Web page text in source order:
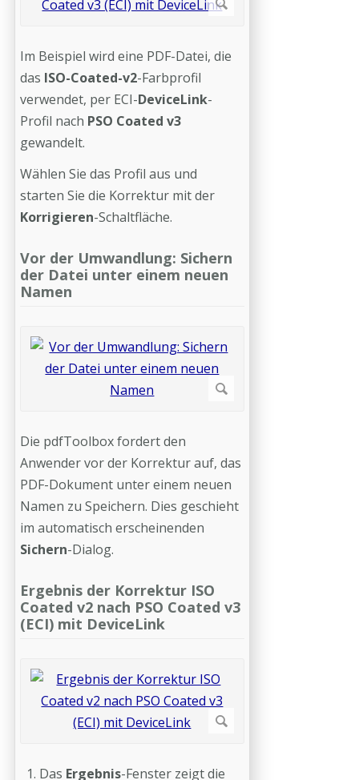
Im Beispiel wird eine PDF-Datei, die
das ISO-Coated-v2-Farbprofil
verwendet, per ECI-DeviceLink-
Profil nach PSO Coated v3
gewandelt.
Wählen Sie das Profil aus und
starten Sie die Korrektur mit der
Korrigieren-Schaltfläche.
Vor der Umwandlung: Sichern
der Datei unter einem neuen
Namen
Die pdfToolbox fordert den
Anwender vor der Korrektur auf, das
PDF-Dokument unter einem neuen
Namen zu Speichern. Dies geschieht
im automatisch erscheinenden
Sichern-Dialog.
Ergebnis der Korrektur ISO
Coated v2 nach PSO Coated v3
(ECI) mit DeviceLink
Das Ergebnis-Fenster zeigt die